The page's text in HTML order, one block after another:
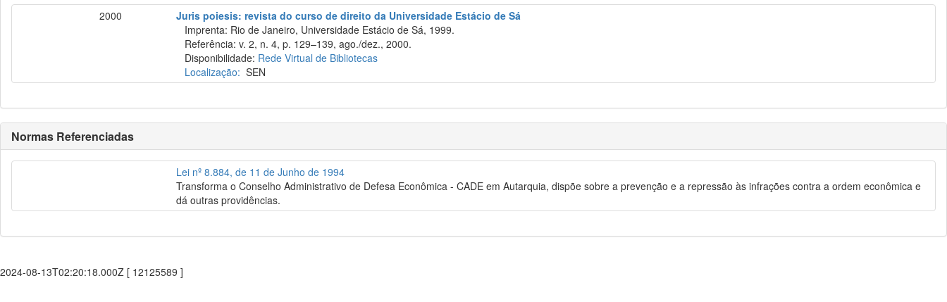
2000
Juris poiesis: revista do curso de direito da Universidade Estácio de Sá
Imprenta: Rio de Janeiro, Universidade Estácio de Sá, 1999.
Referência: v. 2, n. 4, p. 129–139, ago./dez., 2000.
Disponibilidade: Rede Virtual de Bibliotecas
Localização: SEN
Normas Referenciadas
Lei nº 8.884, de 11 de Junho de 1994
Transforma o Conselho Administrativo de Defesa Econômica - CADE em Autarquia, dispõe sobre a prevenção e a repressão às infrações contra a ordem econômica e
dá outras providências.
2024-08-13T02:20:18.000Z [ 12125589 ]